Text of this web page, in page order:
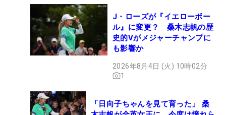
J・ローズが『イエローボー
ル』に変更？ 桑木志帆の歴
史的Vがメジャーチャンプに
も影響か
2026年8月4日 (火) 10時02分
1
「日向子ちゃんを見て育った」 桑